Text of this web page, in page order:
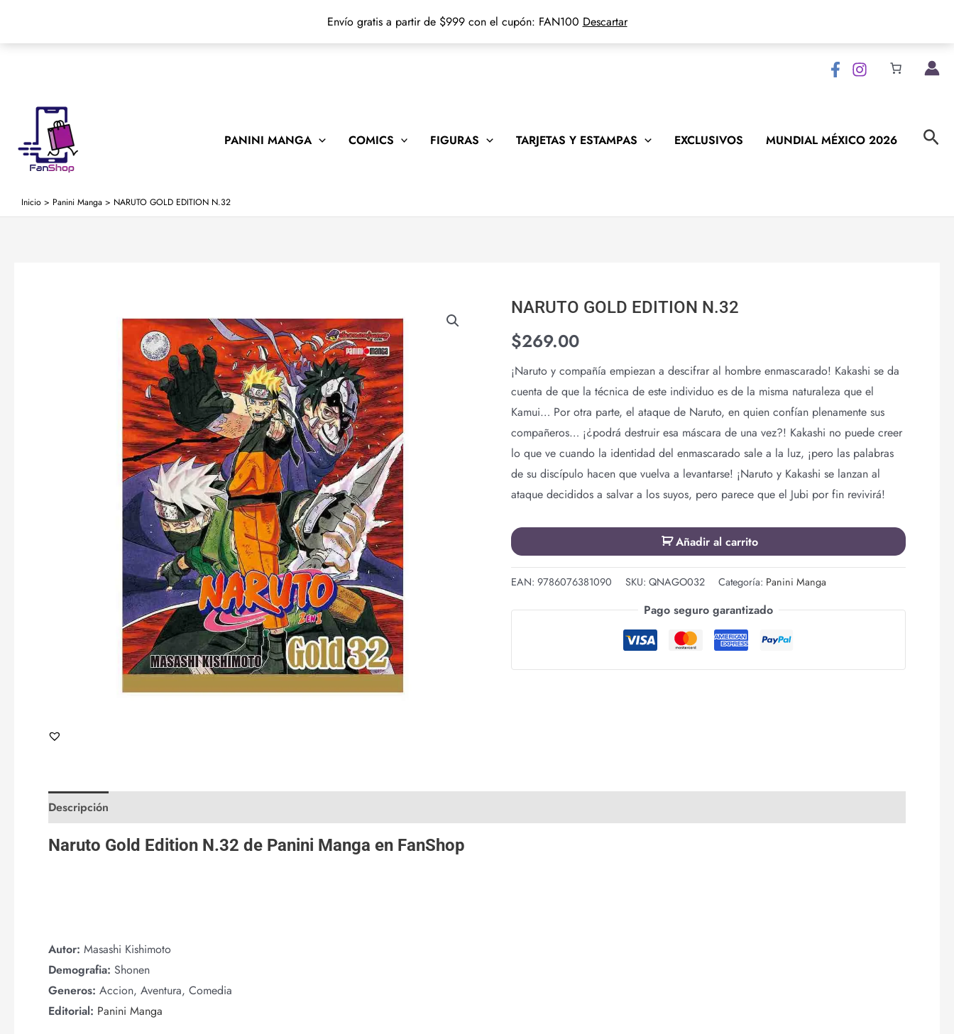
Envío gratis a partir de $999 con el cupón: FAN100 Descartar
PANINI MANGA COMICS FIGURAS TARJETAS Y ESTAMPAS EXCLUSIVOS MUNDIAL MÉXICO 2026
Inicio > Panini Manga > NARUTO GOLD EDITION N.32
NARUTO GOLD EDITION N.32
$269.00
¡Naruto y compañía empiezan a descifrar al hombre enmascarado! Kakashi se da
cuenta de que la técnica de este individuo es de la misma naturaleza que el
Kamui… Por otra parte, el ataque de Naruto, en quien confían plenamente sus
compañeros… ¡¿podrá destruir esa máscara de una vez?! Kakashi no puede creer
lo que ve cuando la identidad del enmascarado sale a la luz, ¡pero las palabras
de su discípulo hacen que vuelva a levantarse! ¡Naruto y Kakashi se lanzan al
ataque decididos a salvar a los suyos, pero parece que el Jubi por fin revivirá!
NARUTO
EDITION
N.32
cantidad
Añadir al carrito
EAN:9786076381090 SKU:QNAGO032 Categoría: Panini Manga
Pago seguro garantizado
Descripción
Naruto Gold Edition N.32 de Panini Manga en FanShop
Autor: Masashi Kishimoto
Demografia: Shonen
Generos: Accion, Aventura, Comedia
Editorial: Panini Manga